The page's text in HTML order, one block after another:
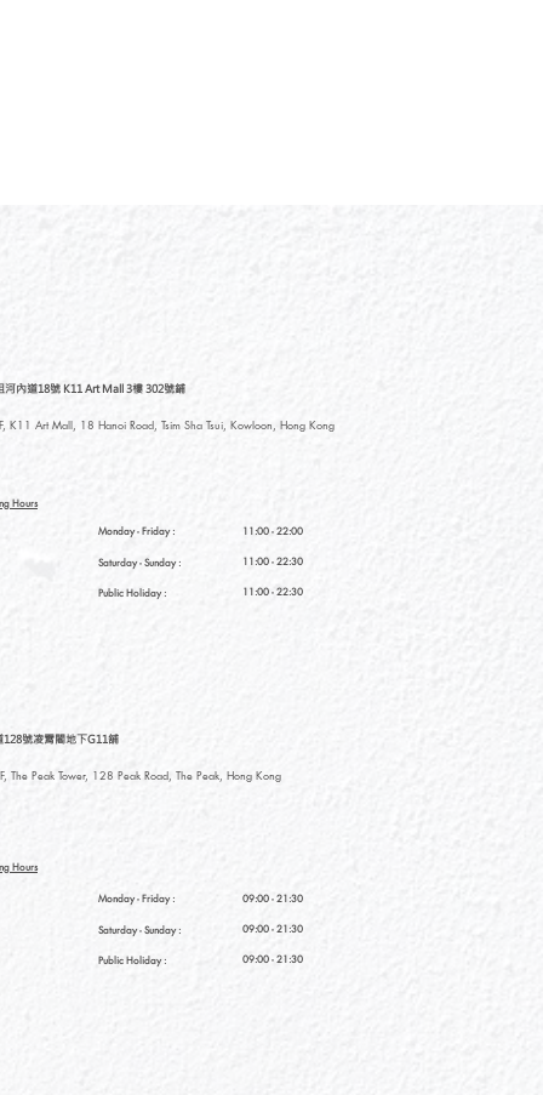
11:00 - 22:00
11:00 - 22:30
11:00 - 22:30
河內道18號 K11 Art Mall 3樓 302號鋪
K11 Art Mall, 18 Hanoi Road, Tsim Sha Tsui, Kowloon, Hong Kong
Hours
Monday - Friday :
Saturday- Sunday :
Public Holiday :
128號凌霄閣地下G11舖
The Peak Tower, 128 Peak Road, The Peak, Hong Kong
Hours
Monday - Friday :
Saturday- Sunday :
Public Holiday :
09:00 - 21:30
09:00 - 21:30
09:00 - 21:30